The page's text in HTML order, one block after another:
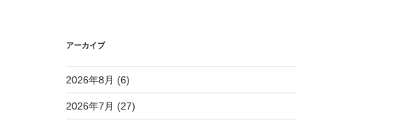
アーカイブ
2026年8月 (6)
2026年7月 (27)